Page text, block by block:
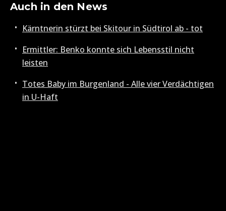
Auch in den News
Kärntnerin stürzt bei Skitour in Südtirol ab - tot
Ermittler: Benko konnte sich Lebensstil nicht
leisten
Totes Baby im Burgenland - Alle vier Verdächtigen
in U-Haft